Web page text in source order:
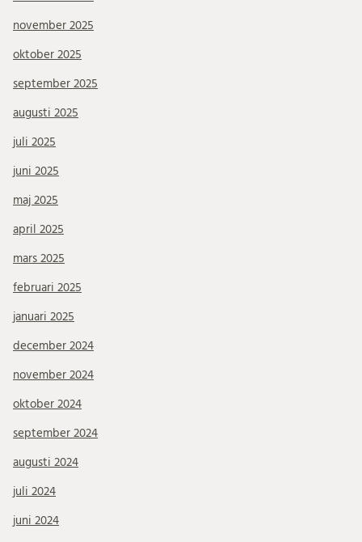
november 2025
oktober 2025
september 2025
augusti 2025
juli 2025
juni 2025
maj 2025
april 2025
mars 2025
februari 2025
januari 2025
december 2024
november 2024
oktober 2024
september 2024
augusti 2024
juli 2024
juni 2024